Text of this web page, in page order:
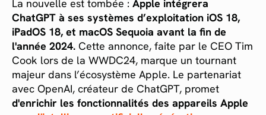
La nouvelle est tombée : Apple intégrera
ChatGPT à ses systèmes d’exploitation iOS 18,
iPadOS 18, et macOS Sequoia avant la fin de
l'année 2024. Cette annonce, faite par le CEO Tim
Cook lors de la WWDC24, marque un tournant
majeur dans l’écosystème Apple. Le partenariat
avec OpenAI, créateur de ChatGPT, promet
d'enrichir les fonctionnalités des appareils Apple